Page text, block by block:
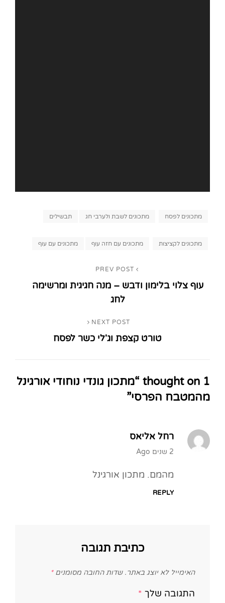
Categories
מתכונים לפסח מתכונים לשבת ולערבי חג תבשילים
Tags,מתכונים לקציצות מתכונים עם חזה עוף מתכונים עם עוף
Post
PREV POST
עוף צלוי בלימון ודבש – מנה חגיגית ומרשימה
לחג
NEXT POST
טורט קצפת וג'לי כשר לפסח
1 thought on “
מתכון גונדי נוחודי אורגינל
מהמטבח הפרסי”
רחל אליאס
says:
2 שנים Ago
מהמם. מתכון אורגינל
REPLY
כתיבת תגובה
האימייל לא יוצג באתר. שדות החובה מסומנים*
התגובה שלך *